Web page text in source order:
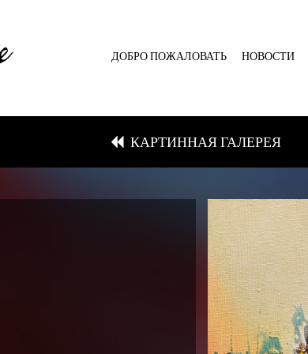
ДОБРО ПОЖАЛОВАТЬ НОВОСТИ
КАРТИННАЯ ГАЛЕРЕЯ